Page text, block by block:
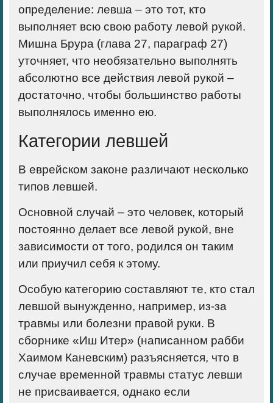
определение: левша – это тот, кто
выполняет всю свою работу левой рукой.
Мишна Брура (глава 27, параграф 27)
уточняет, что необязательно выполнять
абсолютно все действия левой рукой –
достаточно, чтобы большинство работы
выполнялось именно ею.
Категории левшей
В еврейском законе различают несколько
типов левшей.
Основной случай – это человек, который
постоянно делает все левой рукой, вне
зависимости от того, родился он таким
или приучил себя к этому.
Особую категорию составляют те, кто стал
левшой вынужденно, например, из-за
травмы или болезни правой руки. В
сборнике «Иш Итер» (написанном рабби
Хаимом Каневским) разъясняется, что в
случае временной травмы статус левши
не присваивается, однако если